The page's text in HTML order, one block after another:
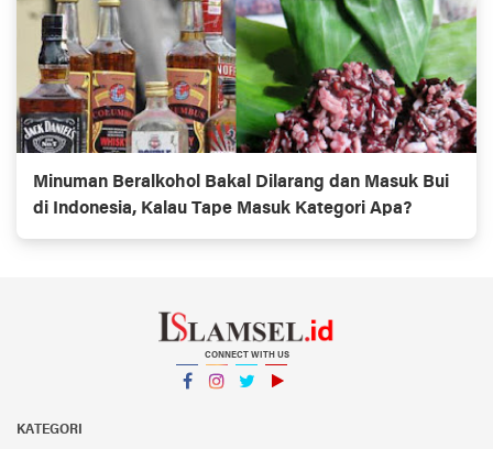
Minuman Beralkohol Bakal Dilarang dan Masuk Bui
di Indonesia, Kalau Tape Masuk Kategori Apa?
CONNECT WITH US
KATEGORI